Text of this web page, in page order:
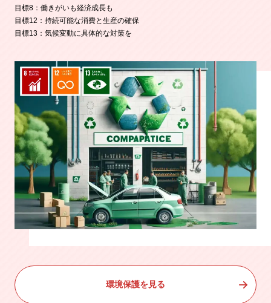
目標8：働きがいも経済成長も
目標12：持続可能な消費と生産の確保
目標13：気候変動に具体的な対策を
環境保護を見る